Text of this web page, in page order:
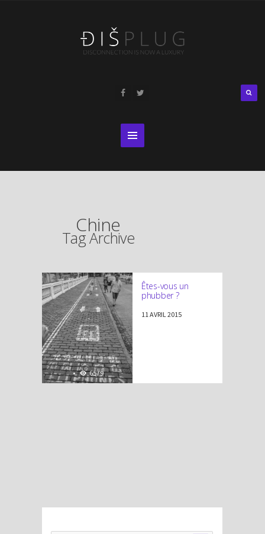
Chine
Tag Archive
DÉCONNEXION
• 6579
Êtes-vous un
phubber ?
11 AVRIL 2015